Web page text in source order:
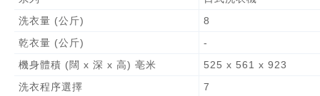
洗衣量 (公斤)
8
乾衣量 (公斤)
-
機身體積 (闊 x 深 x 高) 亳米
525 x 561 x 923
洗衣程序選擇
7